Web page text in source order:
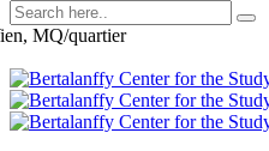
MQ/quartier